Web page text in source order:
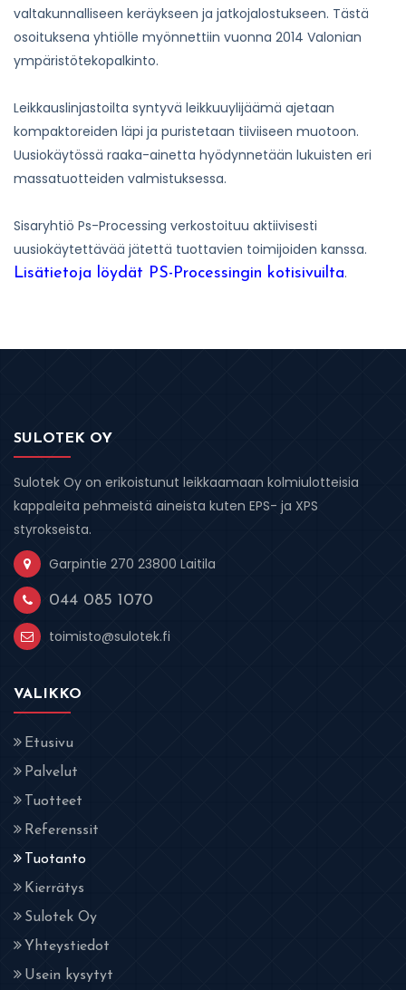
valtakunnalliseen keräykseen ja jatkojalostukseen. Tästä
osoituksena yhtiölle myönnettiin vuonna 2014 Valonian
ympäristötekopalkinto.
Leikkauslinjastoilta syntyvä leikkuuylijäämä ajetaan
kompaktoreiden läpi ja puristetaan tiiviiseen muotoon.
Uusiokäytössä raaka-ainetta hyödynnetään lukuisten eri
massatuotteiden valmistuksessa.
Sisaryhtiö Ps-Processing verkostoituu aktiivisesti
uusiokäytettävää jätettä tuottavien toimijoiden kanssa.
Lisätietoja löydät PS-Processingin kotisivuilta.
SULOTEK OY
Sulotek Oy on erikoistunut leikkaamaan kolmiulotteisia
kappaleita pehmeistä aineista kuten EPS- ja XPS
styrokseista.
Garpintie 270 23800 Laitila
044 085 1070
toimisto@sulotek.fi
VALIKKO
Etusivu
Palvelut
Tuotteet
Referenssit
Tuotanto
Kierrätys
Sulotek Oy
Yhteystiedot
Usein kysytyt